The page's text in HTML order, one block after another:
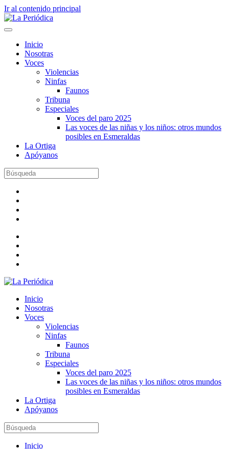
Ir al contenido principal
Inicio
Nosotras
Voces
Violencias
Ninfas
Faunos
Tribuna
Especiales
Voces del paro 2025
Las voces de las niñas y los niños: otros mundos
posibles en Esmeraldas
La Ortiga
Apóyanos
Inicio
Nosotras
Voces
Violencias
Ninfas
Faunos
Tribuna
Especiales
Voces del paro 2025
Las voces de las niñas y los niños: otros mundos
posibles en Esmeraldas
La Ortiga
Apóyanos
Inicio